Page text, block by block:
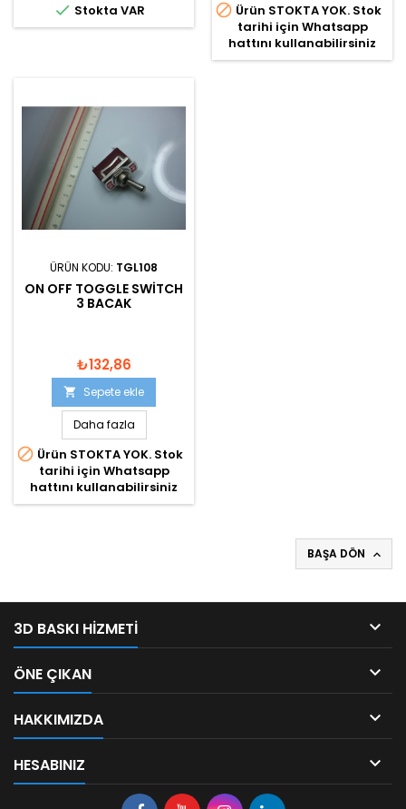
 Stokta VAR  Ürün STOKTA YOK. Stok
tarihi için Whatsapp
hattını kullanabilirsiniz
ÜRÜN KODU: TGL108
ON OFF TOGGLE SWITCH
3 BACAK
₺132,86
 Sepete ekle
Daha fazla
 Ürün STOKTA YOK. Stok
tarihi için Whatsapp
hattını kullanabilirsiniz
BAŞA DÖN 
3D BASKI HIZMETI 
ÖNE ÇIKAN 
HAKKIMIZDA 
HESABINIZ 